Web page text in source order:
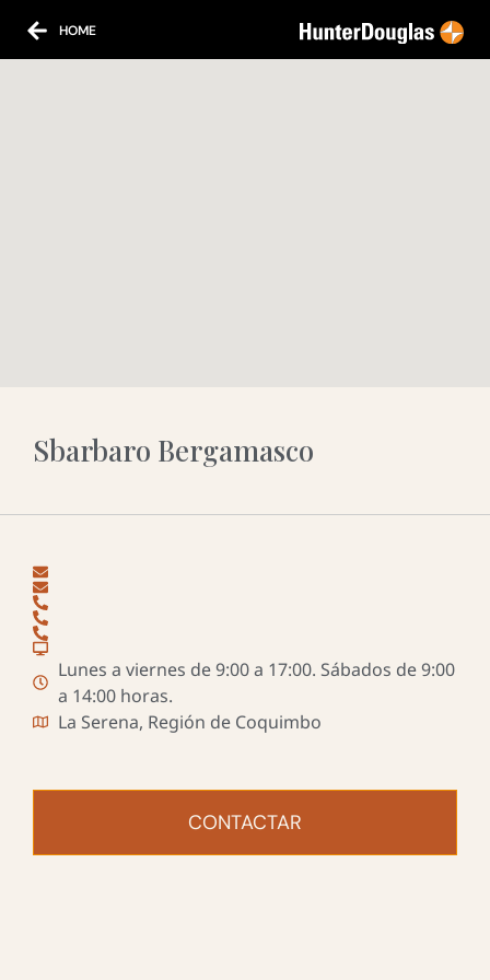
HOME
Sbarbaro Bergamasco
Lunes a viernes de 9:00 a 17:00. Sábados de 9:00
a 14:00 horas.
La Serena, Región de Coquimbo
CONTACTAR